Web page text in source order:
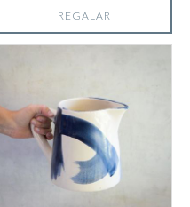
REGALAR